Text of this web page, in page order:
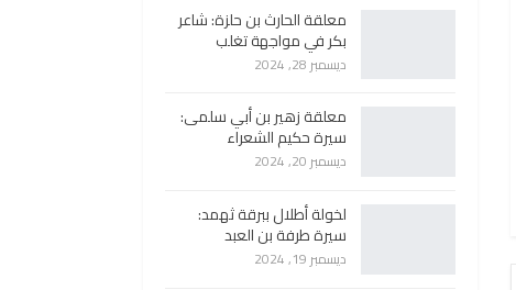
معلقة الحارث بن حلزة: شاعر
بكر في مواجهة تغلب
ديسمبر 28, 2024
معلقة زهير بن أبي سلمى:
سيرة حكيم الشعراء
ديسمبر 20, 2024
لخولة أطلال ببرقة ثهمد:
سيرة طرفة بن العبد
ديسمبر 19, 2024